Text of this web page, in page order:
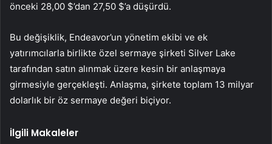
önceki 28,00 $’dan 27,50 $’a düşürdü.
Bu değişiklik, Endeavor’un yönetim ekibi ve ek
yatırımcılarla birlikte özel sermaye şirketi Silver Lake
tarafından satın alınmak üzere kesin bir anlaşmaya
girmesiyle gerçekleşti. Anlaşma, şirkete toplam 13 milyar
dolarlık bir öz sermaye değeri biçiyor.
İlgili Makaleler